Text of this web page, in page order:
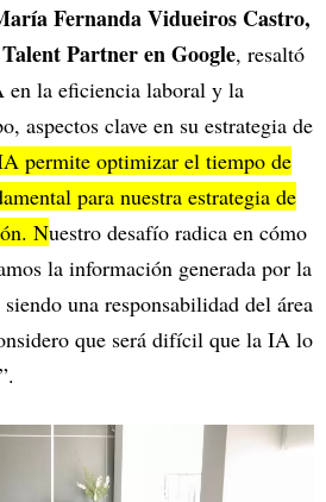
Fernanda Vidueiros Castro,
Partner en Google, resaltó
la eficiencia laboral y la
aspectos clave en su estrategia de
permite optimizar el tiempo de
para nuestra estrategia de
Nuestro desafío radica en cómo
la información generada por la
una responsabilidad del área
que será difícil que la IA lo